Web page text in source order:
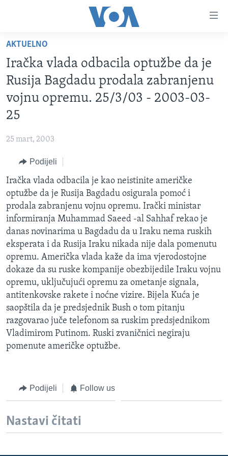
glavni
sadržaj
Pređi
na
glavnu
navigaciju
na
TV PROGRAM
FOTOGRAFIJE DANA
VIJESTI
SVIJET
SPECIJALNI PROJEKTI
KORUPCIJA
SLOBODA MEDIJA
ŽENSKA STRANA
IZBJEGLIČKA STRANA
MAGAZIN
O GLASU AMERIKE
Learning English
PRATITE NAS
AKTUELNO
Iračka vlada odbacila optužbe da je
Rusija Bagdadu prodala zabranjenu
vojnu opremu. 25/3/03 - 2003-03-
25
25 mart, 2003
Podijeli
Iračka vlada odbacila je kao neistinite američke
optužbe da je Rusija Bagdadu osigurala pomoć i
prodala zabranjenu vojnu opremu. Irački ministar
informiranja Muhammad Saeed -al Sahhaf rekao je
danas novinarima u Bagdadu da u Iraku nema ruskih
eksperata i da Rusija Iraku nikada nije dala pomenutu
opremu. Američka vlada kaže da ima vjerodostojne
dokaze da su ruske kompanije obezbijedile Iraku vojnu
opremu, uključujući opremu za ometanje signala,
antitenkovske rakete i noćne vizire. Bijela Kuća je
saopštila da je predsjednik Bush o tom pitanju
razgovarao juče telefonom sa ruskim predsjednikom
Vladimirom Putinom. Ruski zvaničnici negiraju
pomenute američke optužbe.
Podijeli Follow us
Nastavi čitati